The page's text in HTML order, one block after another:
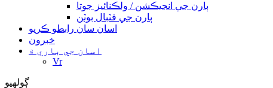
ٻارن جي انجيڪشن / ولڪنائيز جوتا
ٻارن جي فٽبال بوٽن
اسان سان رابطو ڪريو
خبرون
اسان جي باري ۾
Vr
ڳولهيو